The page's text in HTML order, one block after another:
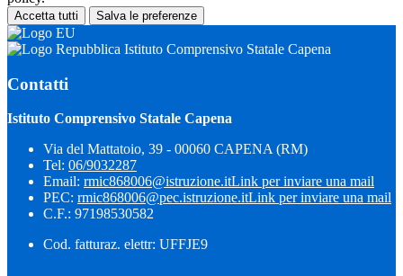
Accetta tutti Salva le preferenze
Istituto Comprensivo Statale Capena
Contatti
Istituto Comprensivo Statale Capena
Via del Mattatoio, 39 - 00060 CAPENA (RM)
Tel: 06/9032287
Email: rmic868006@istruzione.itLink per inviare una mail
PEC: rmic868006@pec.istruzione.itLink per inviare una mail
C.F.: 97198530582
Cod. fatturaz. elettr: UFFJE9